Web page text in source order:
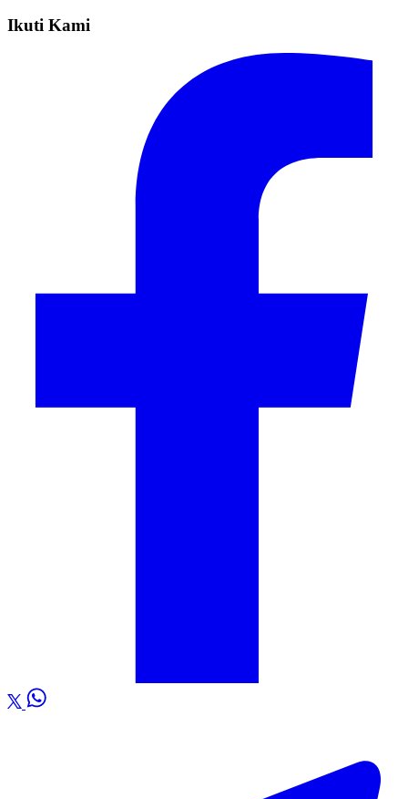
Ikuti Kami